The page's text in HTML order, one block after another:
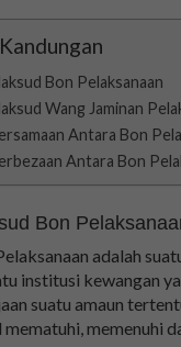
Bon Pelaksanaan
Wang Jaminan
Antara Bon
Antara Bon
Bon
adalah
institusi kewangan
suatu amaun
mematuhi, memenuhi